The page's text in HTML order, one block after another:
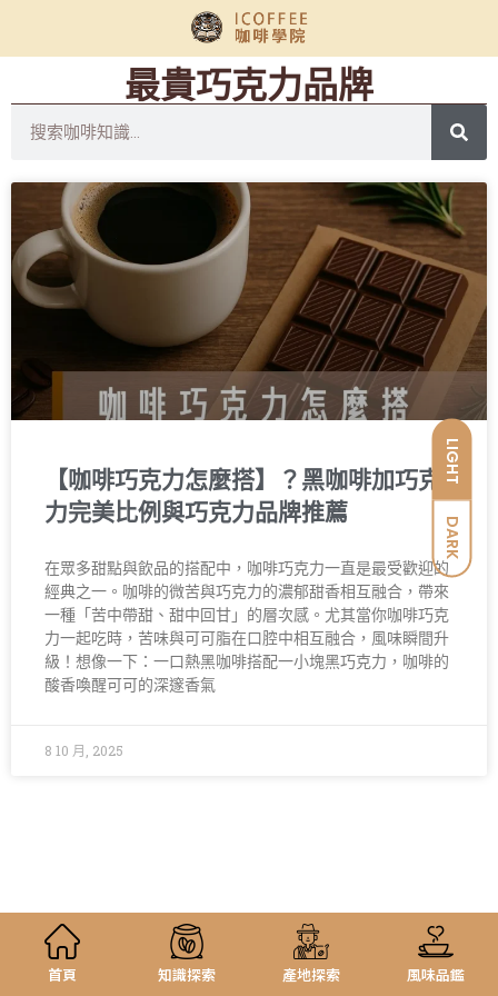
LIGHT
DARK
最貴巧克力品牌
【咖啡巧克力怎麼搭】？黑咖啡加巧克
力完美比例與巧克力品牌推薦
在眾多甜點與飲品的搭配中，咖啡巧克力一直是最受歡迎的
經典之一。咖啡的微苦與巧克力的濃郁甜香相互融合，帶來
一種「苦中帶甜、甜中回甘」的層次感。尤其當你咖啡巧克
力一起吃時，苦味與可可脂在口腔中相互融合，風味瞬間升
級！想像一下：一口熱黑咖啡搭配一小塊黑巧克力，咖啡的
酸香喚醒可可的深邃香氣
8 10 月, 2025
首頁 知識探索 產地探索 風味品鑑